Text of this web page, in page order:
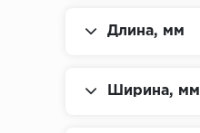
Длина, мм
Ширина, мм